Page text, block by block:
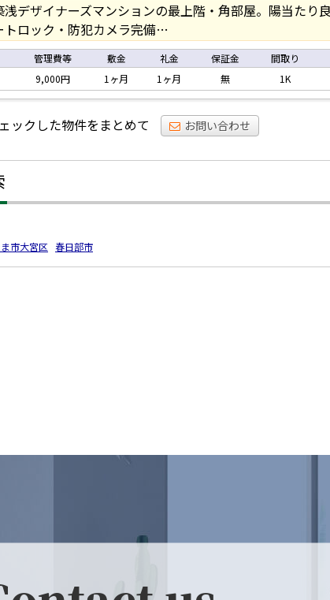
浅デザイナーズマンションの最上階・角部屋。陽当たり
トロック・防犯カメラ完備…
管理費等 敷金 礼金 保証金 間取り
9,000円 1ヶ月 1ヶ月 無 1K
ックした物件をまとめて お問い合わせ
市大宮区 春日部市